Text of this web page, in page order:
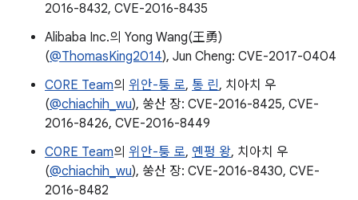
2016-8432, CVE-2016-8435
Alibaba Inc.의 Yong Wang(王勇)
(@ThomasKing2014), Jun Cheng: CVE-2017-0404
C0RE Team의 위안-퉁 로, 통 린, 치아치 우
(@chiachih_wu), 쑹산 장: CVE-2016-8425, CVE-
2016-8426, CVE-2016-8449
C0RE Team의 위안-퉁 로, 옌펑 왕, 치아치 우
(@chiachih_wu), 쑹산 장: CVE-2016-8430, CVE-
2016-8482